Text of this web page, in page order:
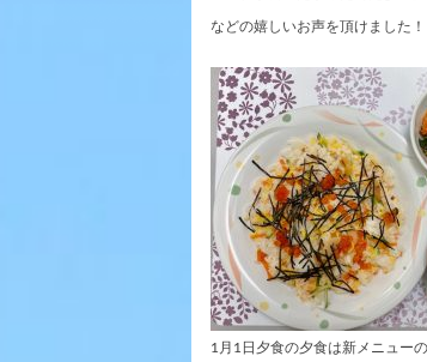
などの嬉しいお声を頂けました！
1月1日夕食の夕食は新メニュー